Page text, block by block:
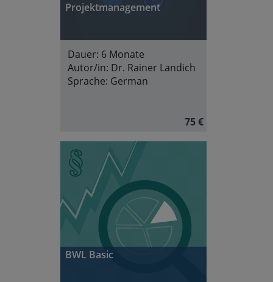
Projektmanagement
Dauer: 6 Monate
Autor/in: Dr. Rainer Landich
Sprache: German
75 €
BWL Basic